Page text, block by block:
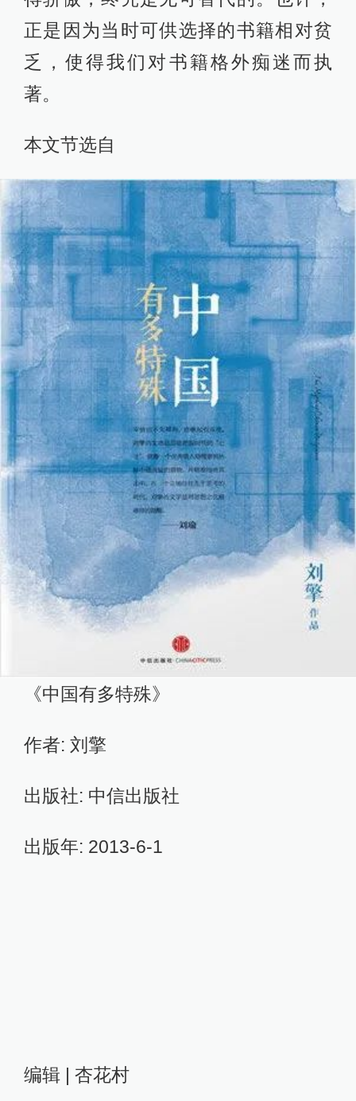
正是因为当时可供选择的书籍相对贫
乏，使得我们对书籍格外痴迷而执
著。
本文节选自
《中国有多特殊》
作者: 刘擎
出版社: 中信出版社
出版年: 2013-6-1
编辑 | 杏花村